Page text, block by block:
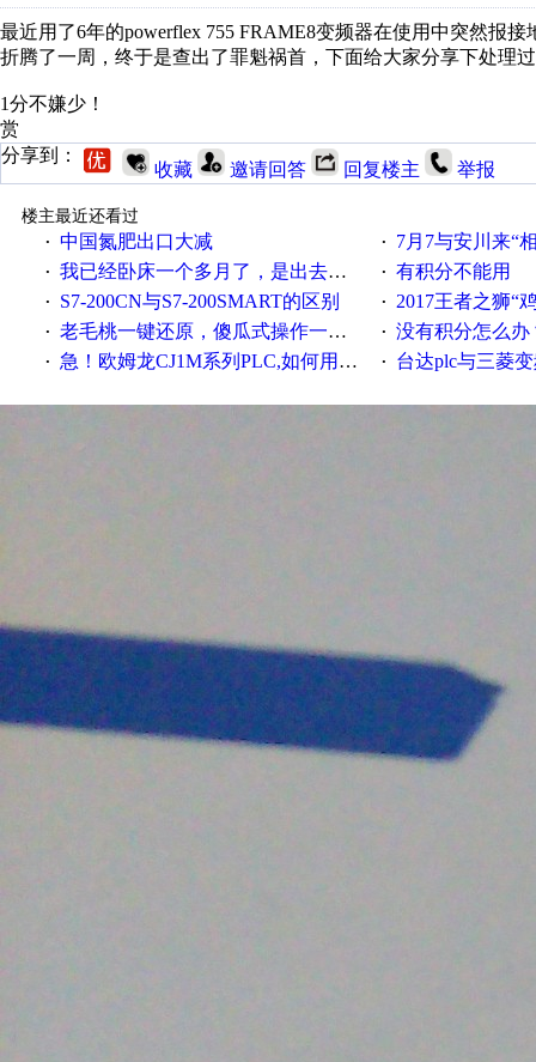
最近用了6年的powerflex 755 FRAME8变频器在使用中突然报
折腾了一周，终于是查出了罪魁祸首，下面给大家分享下处理
1分不嫌少！
赏
分享到：
收藏 邀请回答 回复楼主 举报
楼主最近还看过
· 中国氮肥出口大减 · 7月7与安川来“
· 我已经卧床一个多月了，是出去安装机械手在高速遭遇车祸所致:大家工作都要特别注意啊 · 有积分不能用
· S7-200CN与S7-200SMART的区别 · 2017王者之狮“鸡”情签到
· 老毛桃一键还原，傻瓜式操作一键轻松备份还原；程序为向导式安装，一键即可实现自动备份或还原系统。 · 没有积分怎么办
· 急！欧姆龙CJ1M系列PLC,如何用时间控制变频器。要求时间在组态王中可以自由输入！拜托各位大神了！ · 台达plc与三菱